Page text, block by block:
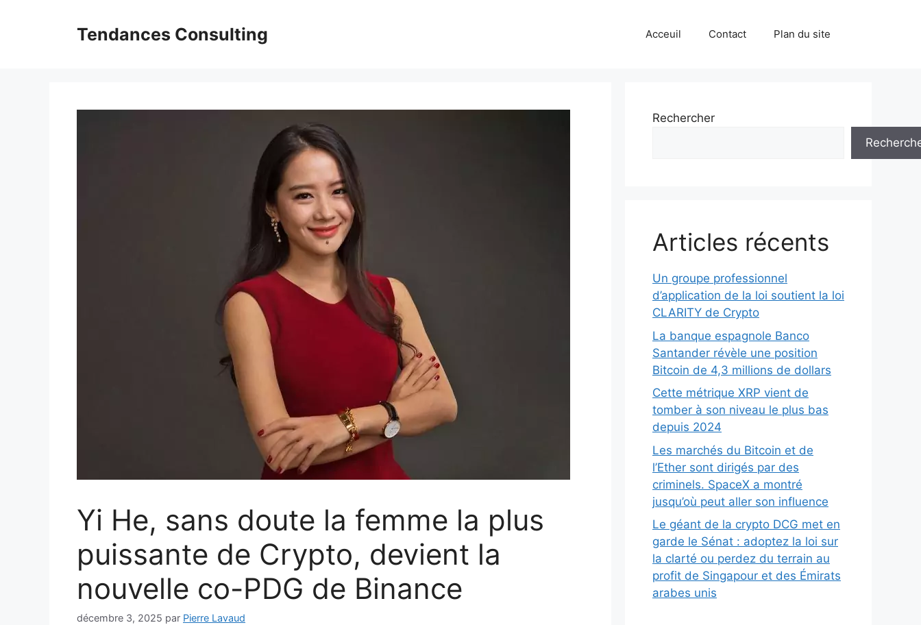
Tendances Consulting Acceuil Contact Plan du site
Yi He, sans doute la femme la plus
puissante de Crypto, devient la
nouvelle co-PDG de Binance
décembre 3, 2025 par Pierre Lavaud
Rechercher
Articles récents
Un groupe professionnel
d’application de la loi soutient la loi
CLARITY de Crypto
La banque espagnole Banco
Santander révèle une position
Bitcoin de 4,3 millions de dollars
Cette métrique XRP vient de
tomber à son niveau le plus bas
depuis 2024
Les marchés du Bitcoin et de
l’Ether sont dirigés par des
criminels. SpaceX a montré
jusqu’où peut aller son influence
Le géant de la crypto DCG met en
garde le Sénat : adoptez la loi sur
la clarté ou perdez du terrain au
profit de Singapour et des Émirats
arabes unis